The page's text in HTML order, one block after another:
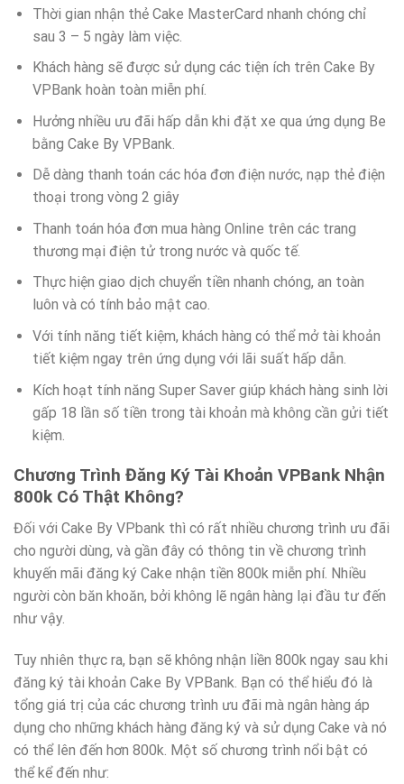
Thời gian nhận thẻ Cake MasterCard nhanh chóng chỉ
sau 3 – 5 ngày làm việc.
Khách hàng sẽ được sử dụng các tiện ích trên Cake By
VPBank hoàn toàn miễn phí.
Hưởng nhiều ưu đãi hấp dẫn khi đặt xe qua ứng dụng Be
bằng Cake By VPBank.
Dễ dàng thanh toán các hóa đơn điện nước, nạp thẻ điện
thoại trong vòng 2 giây
Thanh toán hóa đơn mua hàng Online trên các trang
thương mại điện tử trong nước và quốc tế.
Thực hiện giao dịch chuyển tiền nhanh chóng, an toàn
luôn và có tính bảo mật cao.
Với tính năng tiết kiệm, khách hàng có thể mở tài khoản
tiết kiệm ngay trên ứng dụng với lãi suất hấp dẫn.
Kích hoạt tính năng Super Saver giúp khách hàng sinh lời
gấp 18 lần số tiền trong tài khoản mà không cần gửi tiết
kiệm.
Chương Trình Đăng Ký Tài Khoản VPBank Nhận
800k Có Thật Không?
Đối với Cake By VPbank thì có rất nhiều chương trình ưu đãi
cho người dùng, và gần đây có thông tin về chương trình
khuyến mãi đăng ký Cake nhận tiền 800k miễn phí. Nhiều
người còn băn khoăn, bởi không lẽ ngân hàng lại đầu tư đến
như vậy.
Tuy nhiên thực ra, bạn sẽ không nhận liền 800k ngay sau khi
đăng ký tài khoản Cake By VPBank. Bạn có thể hiểu đó là
tổng giá trị của các chương trình ưu đãi mà ngân hàng áp
dụng cho những khách hàng đăng ký và sử dụng Cake và nó
có thể lên đến hơn 800k. Một số chương trình nổi bật có
thể kể đến như: